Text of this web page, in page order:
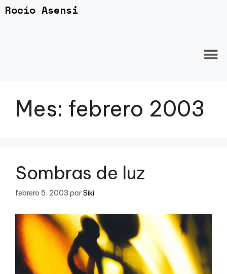
Rocío Asensi
Mes: febrero 2003
Sombras de luz
febrero 5, 2003 porSiki